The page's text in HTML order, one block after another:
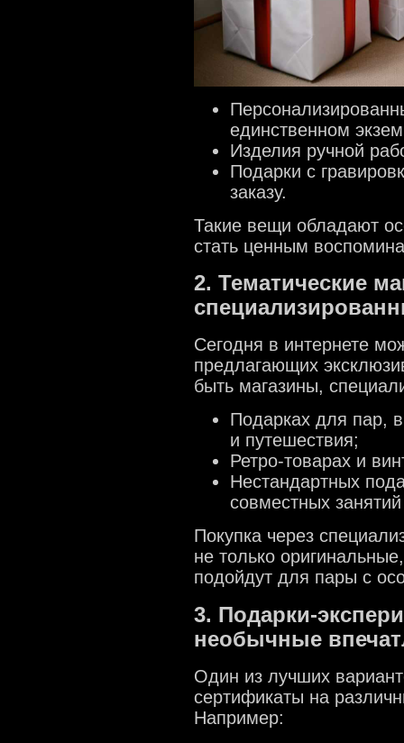
единственном
Изделия ручной
Подарки с
заказу.
Такие вещи обладают
стать ценным
2. Тематические
Сегодня в интернете
предлагающих
быть магазины,
Подарках для пар,
и путешествия;
Ретро-товарах и
Нестандартных
совместных
Покупка через
не только
подойдут для пары с
3. Подарки-
необычные
Один из лучших
сертификаты на
Например: